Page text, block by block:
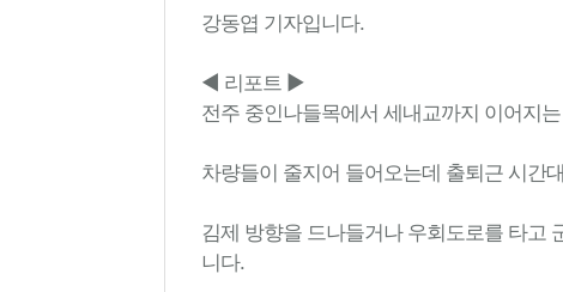
강동엽 기자입니다.
◀ 리포트 ▶
전주 중인나들목에서 세내교까지 이어지
차량들이 줄지어 들어오는데 출퇴근 시간
김제 방향을 드나들거나 우회도로를 타고
니다.